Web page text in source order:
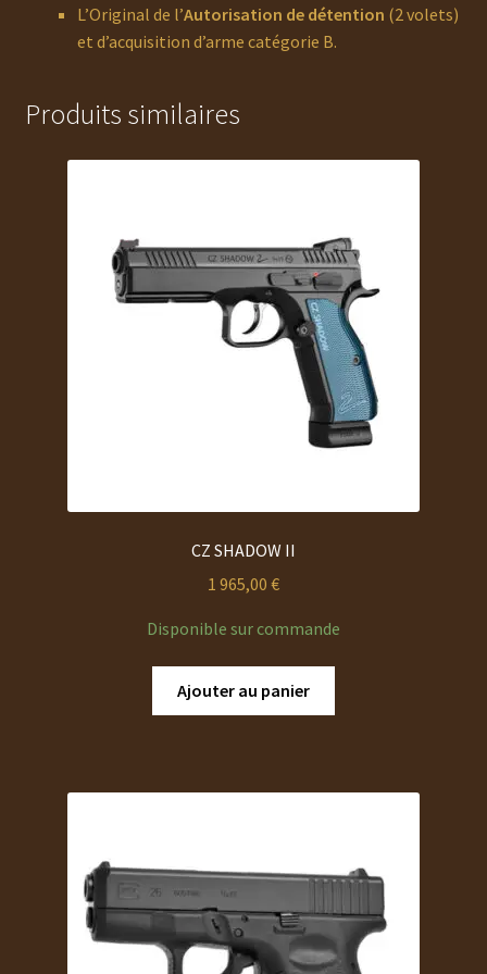
L’Original de l’Autorisation de détention (2 volets)
et d’acquisition d’arme catégorie B.
Produits similaires
CZ SHADOW II
1 965,00 €
Disponible sur commande
Ajouter au panier